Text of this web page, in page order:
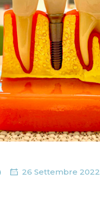
26 Settembre 2022